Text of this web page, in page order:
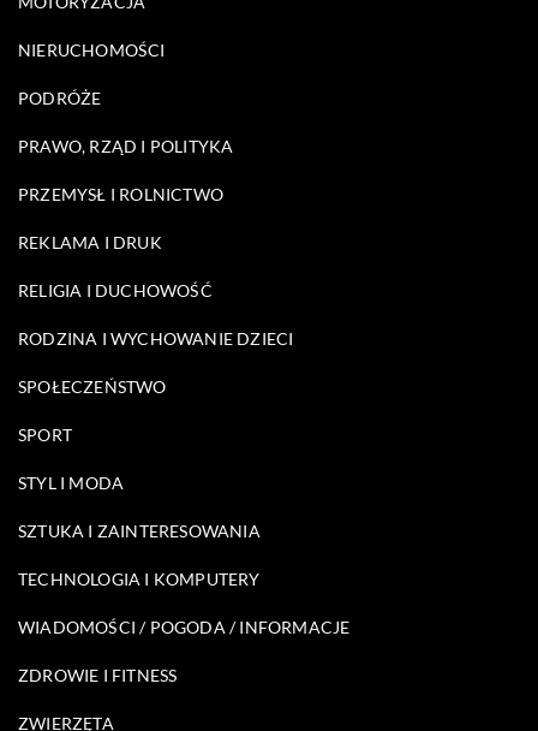
NIERUCHOMOŚCI
PODRÓŻE
PRAWO, RZĄD I POLITYKA
PRZEMYSŁ I ROLNICTWO
REKLAMA I DRUK
RELIGIA I DUCHOWOŚĆ
RODZINA I WYCHOWANIE DZIECI
SPOŁECZEŃSTWO
SPORT
STYL I MODA
SZTUKA I ZAINTERESOWANIA
TECHNOLOGIA I KOMPUTERY
WIADOMOŚCI / POGODA / INFORMACJE
ZDROWIE I FITNESS
ZWIERZĘTA